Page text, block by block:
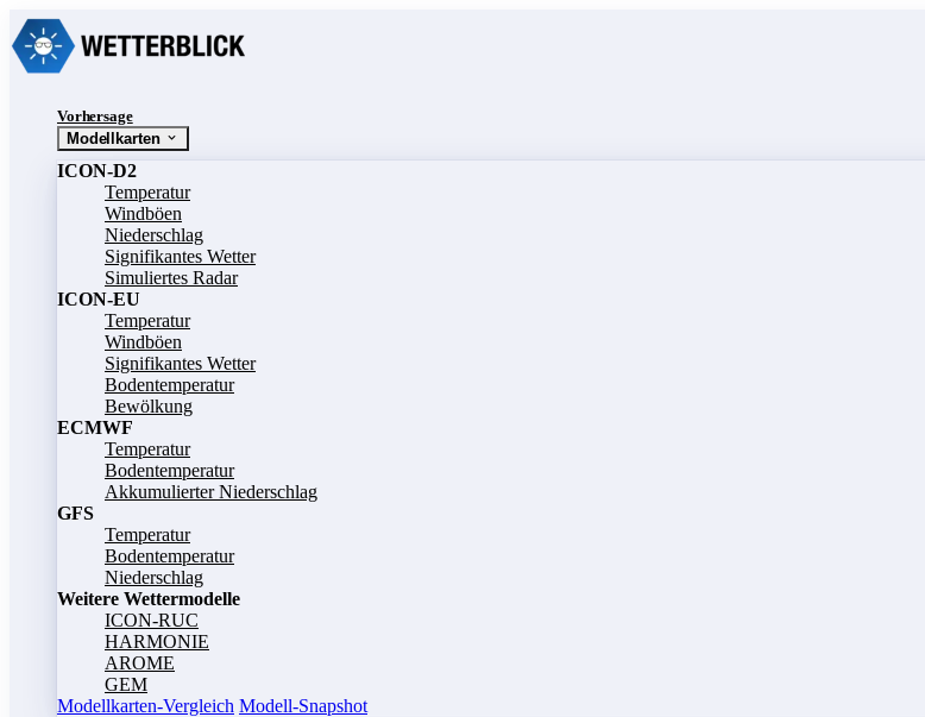
Vorhersage
Modellkarten
ICON-D2
Temperatur
Windböen
Niederschlag
Signifikantes Wetter
Simuliertes Radar
ICON-EU
Temperatur
Windböen
Signifikantes Wetter
Bodentemperatur
Bewölkung
ECMWF
Temperatur
Bodentemperatur
Akkumulierter Niederschlag
GFS
Temperatur
Bodentemperatur
Niederschlag
Weitere Wettermodelle
ICON-RUC
HARMONIE
AROME
GEM
Modellkarten-Vergleich Modell-Snapshot